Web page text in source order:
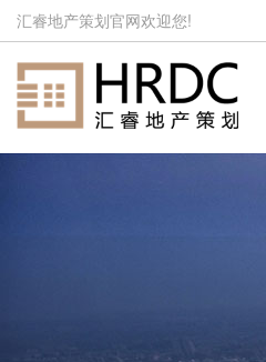
汇睿地产策划官网欢迎您!